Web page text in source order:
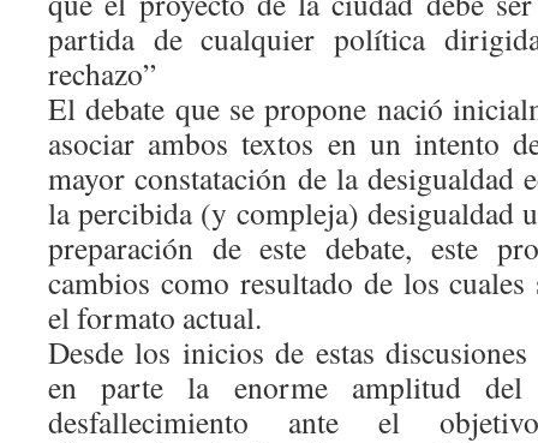
partida de cualquier política
rechazo”
El debate que se propone nació
asociar ambos textos en un intento
mayor constatación de la desigualdad
la percibida (y compleja) desigualdad
preparación de este debate, este
cambios como resultado de los
el formato actual.
Desde los inicios de estas
en parte la enorme amplitud
desfallecimiento ante el